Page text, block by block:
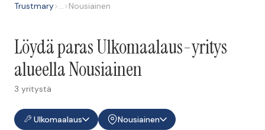
Trustmary>…>Nousiainen
Löydä paras Ulkomaalaus-yritys
alueella Nousiainen
3 yritystä
Ulkomaalaus
Nousiainen